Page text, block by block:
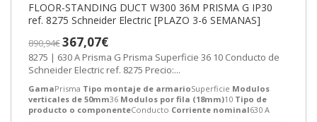
FLOOR-STANDING DUCT W300 36M PRISMA G IP30
ref. 8275 Schneider Electric [PLAZO 3-6 SEMANAS]
890,94€367,07€
8275 | 630 A Prisma G Prisma Superficie 36 10 Conducto de
Schneider Electric ref. 8275 Precio:...
GamaPrisma Tipo montaje de armarioSuperficie Modulos
verticales de 50mm36 Modulos por fila (18mm)10 Tipo de
producto o componenteConducto Corriente nominal630 A